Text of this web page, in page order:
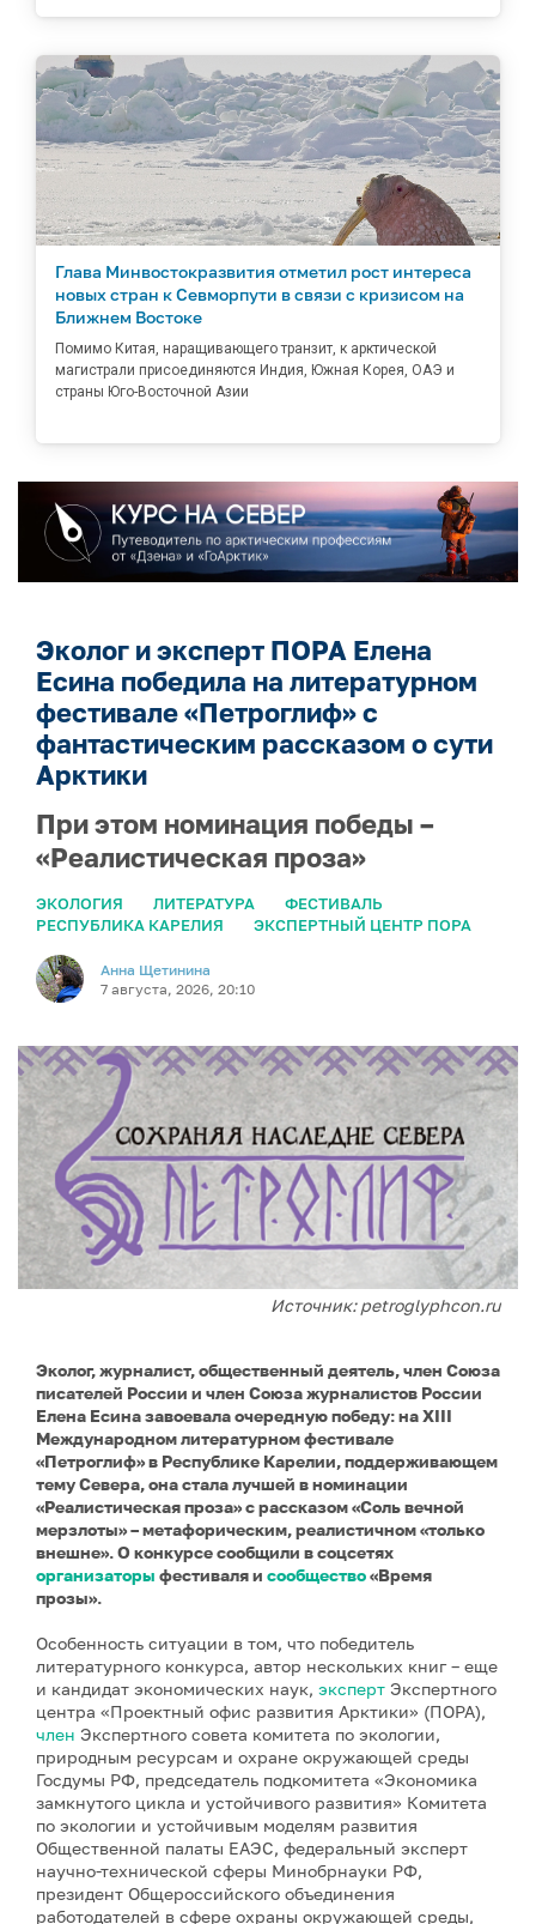
Глава Минвостокразвития отметил рост интереса
новых стран к Севморпути в связи с кризисом на
Ближнем Востоке
Помимо Китая, наращивающего транзит, к арктической
магистрали присоединяются Индия, Южная Корея, ОАЭ и
страны Юго-Восточной Азии
Эколог и эксперт ПОРА Елена
Есина победила на литературном
фестивале «Петроглиф» с
фантастическим рассказом о сути
Арктики
При этом номинация победы –
«Реалистическая проза»
ЭКОЛОГИЯ ЛИТЕРАТУРА
ФЕСТИВАЛЬ
РЕСПУБЛИКА КАРЕЛИЯ
ЭКСПЕРТНЫЙ ЦЕНТР ПОРА
Анна Щетинина
7 августа, 2026, 20:10
Источник: petroglyphcon.ru
Эколог, журналист, общественный деятель, член Союза
писателей России и член Союза журналистов России
Елена Есина завоевала очередную победу: на XIII
Международном литературном фестивале
«Петроглиф» в Республике Карелии, поддерживающем
тему Севера, она стала лучшей в номинации
«Реалистическая проза» с рассказом «Соль вечной
мерзлоты» – метафорическим, реалистичном «только
внешне». О конкурсе сообщили в соцсетях
организаторы фестиваля и сообщество«Время
прозы».
Особенность ситуации в том, что победитель
литературного конкурса, автор нескольких книг – еще
и кандидат экономических наук, эксперт Экспертного
центра «Проектный офис развития Арктики» (ПОРА),
член Экспертного совета комитета по экологии,
природным ресурсам и охране окружающей среды
Госдумы РФ, председатель подкомитета «Экономика
замкнутого цикла и устойчивого развития» Комитета
по экологии и устойчивым моделям развития
Общественной палаты ЕАЭС, федеральный эксперт
научно-технической сферы Минобрнауки РФ,
президент Общероссийского объединения
работодателей в сфере охраны окружающей среды,